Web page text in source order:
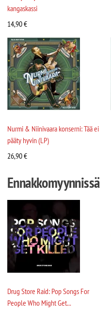
kangaskassi
14,90€
Nurmi & Niinivaara konserni: Tää ei
pääty hyvin (LP)
26,90€
Ennakkomyynnissä
Drug Store Raid: Pop Songs For
People Who Might Get...